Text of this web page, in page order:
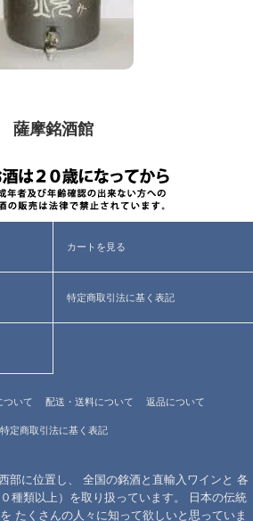
薩摩銘酒館
カートを見る
特定商取引法に基く表記
ついて 配送・送料について 返品について
特定商取引法に基く表記
部に位置し、 全国の銘酒と直輸入ワインと 各
種類以上）を取り扱っています。 日本の伝統
たくさんの人々に知って欲しいと思っていま